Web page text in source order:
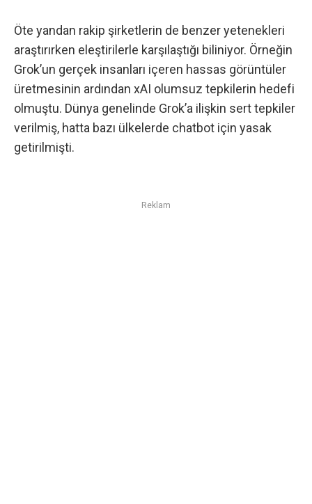
Öte yandan rakip şirketlerin de benzer yetenekleri
araştırırken eleştirilerle karşılaştığı biliniyor. Örneğin
Grok’un gerçek insanları içeren hassas görüntüler
üretmesinin ardından xAI olumsuz tepkilerin hedefi
olmuştu. Dünya genelinde Grok’a ilişkin sert tepkiler
verilmiş, hatta bazı ülkelerde chatbot için yasak
getirilmişti.
Reklam